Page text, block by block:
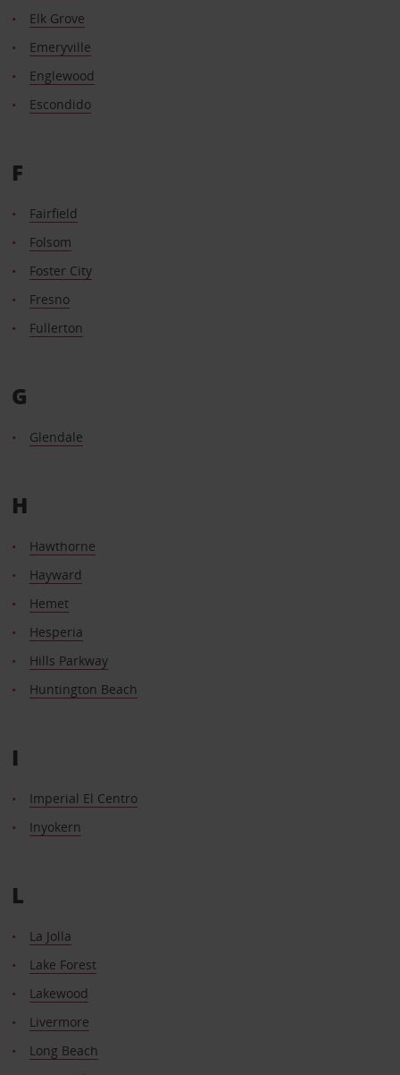
Elk Grove
Emeryville
Englewood
Escondido
F
Fairfield
Folsom
Foster City
Fresno
Fullerton
G
Glendale
H
Hawthorne
Hayward
Hemet
Hesperia
Hills Parkway
Huntington Beach
I
Imperial El Centro
Inyokern
L
La Jolla
Lake Forest
Lakewood
Livermore
Long Beach